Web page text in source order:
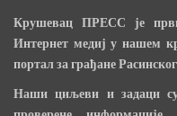
Крушевац ПРЕСС је први
Интернет медиј у нашем
портал за грађане
Наши циљеви и задаци